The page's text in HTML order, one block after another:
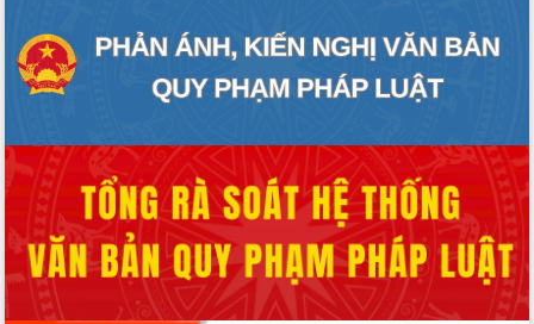
món ăn từ sầu riêng
Đắk Lắk công bố Quy hoạch và xúc
tiến đầu tư tỉnh
ứng để giữ vững thị trường xuất khẩu
Diễn đàn Kinh tế tư nhân Việt Nam đột
phá cơ chế - Hợp tác công tư
Đề án 06 tạo bước ngoặt đột phá trong
cải cách hành chính tỉnh Đắk Lắk
Kết nối tour, đẩy mạnh chuyển đổi số
để phát triển du lịch Đắk Lắk